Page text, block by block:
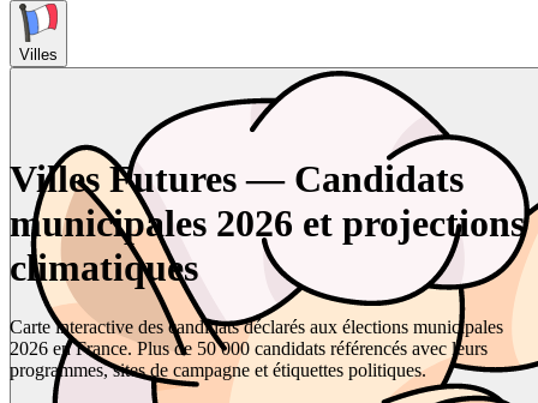
Villes
Villes Futures — Candidats
municipales 2026 et projections
climatiques
Carte interactive des candidats déclarés aux élections municipales
2026 en France. Plus de 50 000 candidats référencés avec leurs
programmes, sites de campagne et étiquettes politiques.